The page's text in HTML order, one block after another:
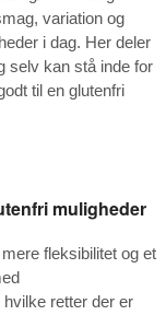
variation og
i dag. Her deler
selv kan stå inde for
til en glutenfri
muligheder
fleksibilitet og et
retter der er